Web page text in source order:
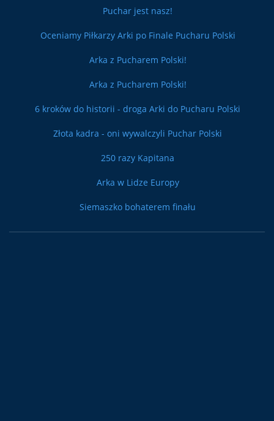
Puchar jest nasz!
Oceniamy Piłkarzy Arki po Finale Pucharu Polski
Arka z Pucharem Polski!
Arka z Pucharem Polski!
6 kroków do historii - droga Arki do Pucharu Polski
Złota kadra - oni wywalczyli Puchar Polski
250 razy Kapitana
Arka w Lidze Europy
Siemaszko bohaterem finału